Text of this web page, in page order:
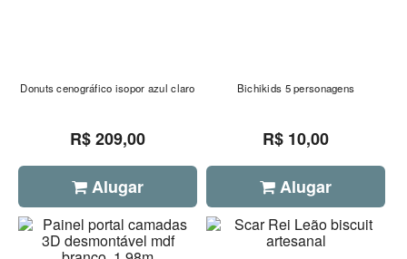
Donuts cenográfico isopor azul claro
R$ 209,00
Alugar
Bichikids 5 personagens
R$ 10,00
Alugar